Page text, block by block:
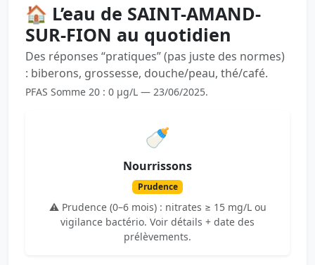
🏠 L’eau de SAINT-AMAND-
SUR-FION au quotidien
Des réponses “pratiques” (pas juste des normes)
: biberons, grossesse, douche/peau, thé/café.
PFAS Somme 20 : 0 µg/L — 23/06/2025.
🍼
Nourrissons
Prudence
⚠️ Prudence (0–6 mois) : nitrates ≥ 15 mg/L ou
vigilance bactério. Voir détails + date des
prélèvements.